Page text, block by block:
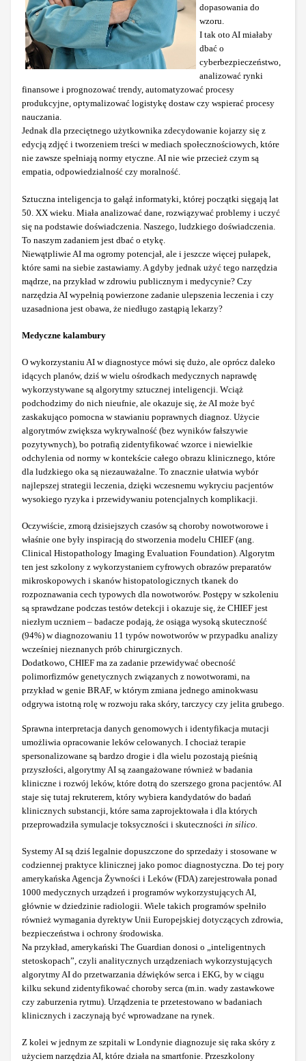
dopasowania do
wzoru.
I tak oto AI miałaby
dbać o
cyberbezpieczeństwo,
analizować rynki
finansowe i prognozować trendy, automatyzować procesy
produkcyjne, optymalizować logistykę dostaw czy wspierać procesy
nauczania.
Jednak dla przeciętnego użytkownika zdecydowanie kojarzy się z
edycją zdjęć i tworzeniem treści w mediach społecznościowych, które
nie zawsze spełniają normy etyczne. AI nie wie przecież czym są
empatia, odpowiedzialność czy moralność.
Sztuczna inteligencja to gałąź informatyki, której początki sięgają lat
50. XX wieku. Miała analizować dane, rozwiązywać problemy i uczyć
się na podstawie doświadczenia. Naszego, ludzkiego doświadczenia.
To naszym zadaniem jest dbać o etykę.
Niewątpliwie AI ma ogromy potencjał, ale i jeszcze więcej pułapek,
które sami na siebie zastawiamy. A gdyby jednak użyć tego narzędzia
mądrze, na przykład w zdrowiu publicznym i medycynie? Czy
narzędzia AI wypełnią powierzone zadanie ulepszenia leczenia i czy
uzasadniona jest obawa, że niedługo zastąpią lekarzy?
Medyczne kalambury
O wykorzystaniu AI w diagnostyce mówi się dużo, ale oprócz daleko
idących planów, dziś w wielu ośrodkach medycznych naprawdę
wykorzystywane są algorytmy sztucznej inteligencji. Wciąż
podchodzimy do nich nieufnie, ale okazuje się, że AI może być
zaskakująco pomocna w stawianiu poprawnych diagnoz. Użycie
algorytmów zwiększa wykrywalność (bez wyników fałszywie
pozytywnych), bo potrafią zidentyfikować wzorce i niewielkie
odchylenia od normy w kontekście całego obrazu klinicznego, które
dla ludzkiego oka są niezauważalne. To znacznie ułatwia wybór
najlepszej strategii leczenia, dzięki wczesnemu wykryciu pacjentów
wysokiego ryzyka i przewidywaniu potencjalnych komplikacji.
Oczywiście, zmorą dzisiejszych czasów są choroby nowotworowe i
właśnie one były inspiracją do stworzenia modelu CHIEF (ang.
Clinical Histopathology Imaging Evaluation Foundation). Algorytm
ten jest szkolony z wykorzystaniem cyfrowych obrazów preparatów
mikroskopowych i skanów histopatologicznych tkanek do
rozpoznawania cech typowych dla nowotworów. Postępy w szkoleniu
są sprawdzane podczas testów detekcji i okazuje się, że CHIEF jest
niezłym uczniem – badacze podają, że osiąga wysoką skuteczność
(94%) w diagnozowaniu 11 typów nowotworów w przypadku analizy
wcześniej nieznanych prób chirurgicznych.
Dodatkowo, CHIEF ma za zadanie przewidywać obecność
polimorfizmów genetycznych związanych z nowotworami, na
przykład w genie BRAF, w którym zmiana jednego aminokwasu
odgrywa istotną rolę w rozwoju raka skóry, tarczycy czy jelita grubego.
Sprawna interpretacja danych genomowych i identyfikacja mutacji
umożliwia opracowanie leków celowanych. I chociaż terapie
spersonalizowane są bardzo drogie i dla wielu pozostają pieśnią
przyszłości, algorytmy AI są zaangażowane również w badania
kliniczne i rozwój leków, które dotrą do szerszego grona pacjentów. AI
staje się tutaj rekruterem, który wybiera kandydatów do badań
klinicznych substancji, które sama zaprojektowała i dla których
przeprowadziła symulacje toksyczności i skuteczności in silico.
Systemy AI są dziś legalnie dopuszczone do sprzedaży i stosowane w
codziennej praktyce klinicznej jako pomoc diagnostyczna. Do tej pory
amerykańska Agencja Żywności i Leków (FDA) zarejestrowała ponad
1000 medycznych urządzeń i programów wykorzystujących AI,
głównie w dziedzinie radiologii. Wiele takich programów spełniło
również wymagania dyrektyw Unii Europejskiej dotyczących zdrowia,
bezpieczeństwa i ochrony środowiska.
Na przykład, amerykański The Guardian donosi o „inteligentnych
stetoskopach”, czyli analitycznych urządzeniach wykorzystujących
algorytmy AI do przetwarzania dźwięków serca i EKG, by w ciągu
kilku sekund zidentyfikować choroby serca (m.in. wady zastawkowe
czy zaburzenia rytmu). Urządzenia te przetestowano w badaniach
klinicznych i zaczynają być wprowadzane na rynek.
Z kolei w jednym ze szpitali w Londynie diagnozuje się raka skóry z
użyciem narzędzia AI, które działa na smartfonie. Przeszkolony